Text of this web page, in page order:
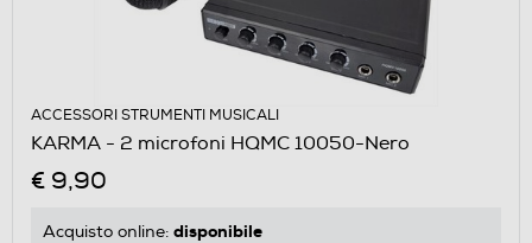
ACCESSORI STRUMENTI MUSICALI
KARMA - 2 microfoni HQMC 10050-Nero
€ 9,90
Acquisto online: disponibile